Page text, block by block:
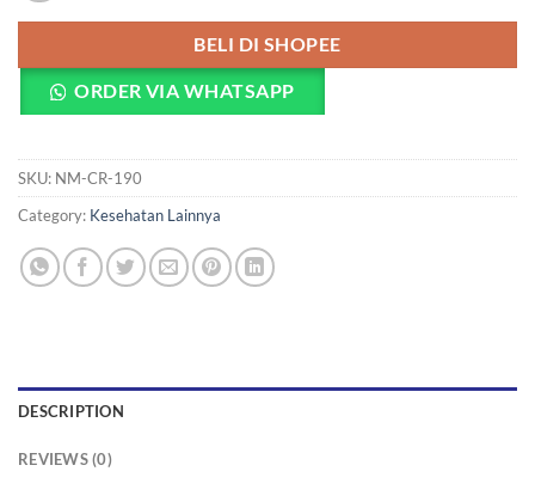
BELI DI SHOPEE
ORDER VIA WHATSAPP
SKU: NM-CR-190
Category: Kesehatan Lainnya
DESCRIPTION
REVIEWS (0)